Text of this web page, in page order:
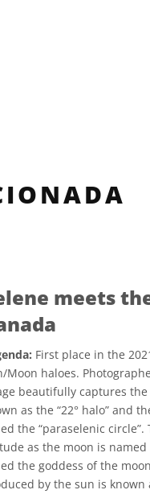
meets
First place in the
Moon haloes.
beautifully captures
as the “22° halo” and
the “paraselenic
as the moon is
the goddess of the
by the sun is